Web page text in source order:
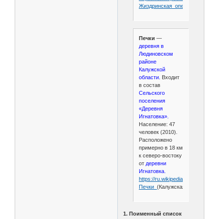
Жиздринская_операция
Печки —
деревня в
Людиновском
районе
Калужской
области. Входит
в состав
Сельского
поселения
«Деревня
Игнатовка».
Население: 47
человек (2010).
Расположено
примерно в 18 км
к северо-востоку
отдеревни
Игнатовка.
https://ru.wikipedia.org/wiki/
Печки_ (Калужская_область)
1. Поименный список